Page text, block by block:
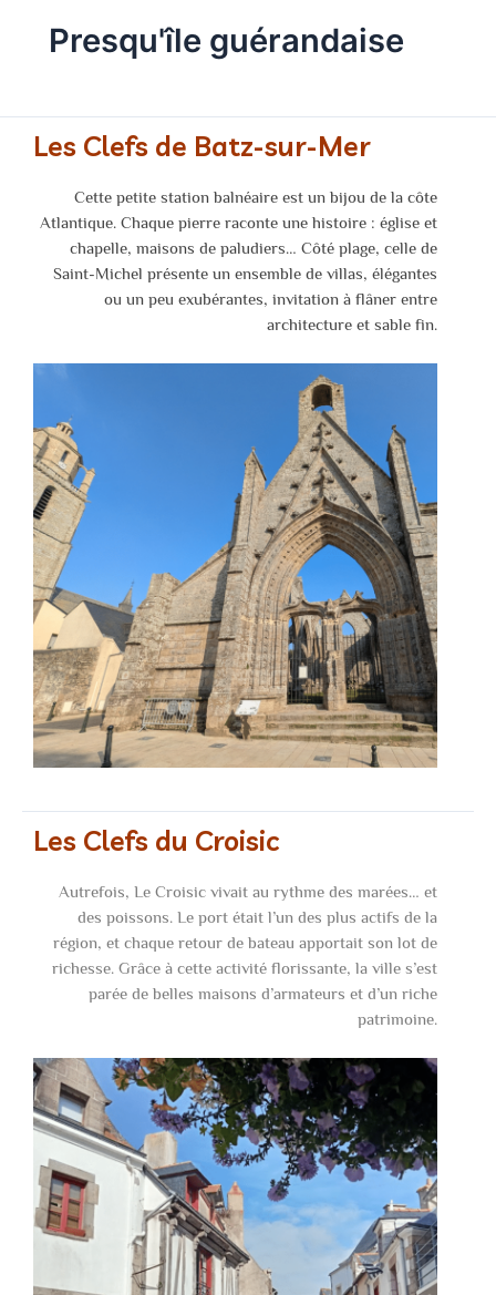
Presqu'île guérandaise
Les Clefs de Batz-sur-Mer
Cette petite station balnéaire est un bijou de la côte
Atlantique. Chaque pierre raconte une histoire : église et
chapelle, maisons de paludiers… Côté plage, celle de
Saint-Michel présente un ensemble de villas, élégantes
ou un peu exubérantes, invitation à flâner entre
architecture et sable fin.
Les Clefs du Croisic
Autrefois, Le Croisic vivait au rythme des marées… et
des poissons. Le port était l’un des plus actifs de la
région, et chaque retour de bateau apportait son lot de
richesse. Grâce à cette activité florissante, la ville s’est
parée de belles maisons d’armateurs et d’un riche
patrimoine.